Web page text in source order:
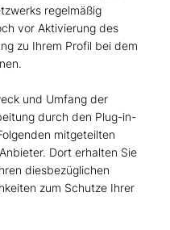
regelmäßig
vor Aktivierung des
zu Ihrem Profil bei dem
und Umfang der
durch den Plug-in-
mitgeteilten
Dort erhalten Sie
diesbezüglichen
zum Schutze Ihrer